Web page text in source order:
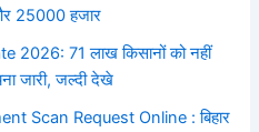
25000 हजार
2026: 71 लाख किसानों को नहीं
जारी, जल्दी देखे
Scan Request Online : बिहार